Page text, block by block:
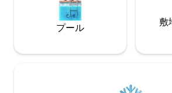
プール
敷